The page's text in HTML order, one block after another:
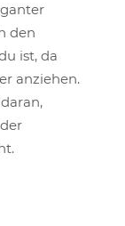
den
ist, da
anziehen.